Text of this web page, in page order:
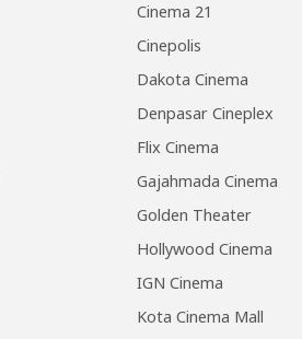
Cinema 21
Cinepolis
Dakota Cinema
Denpasar Cineplex
Flix Cinema
Gajahmada Cinema
Golden Theater
Hollywood Cinema
IGN Cinema
Kota Cinema Mall